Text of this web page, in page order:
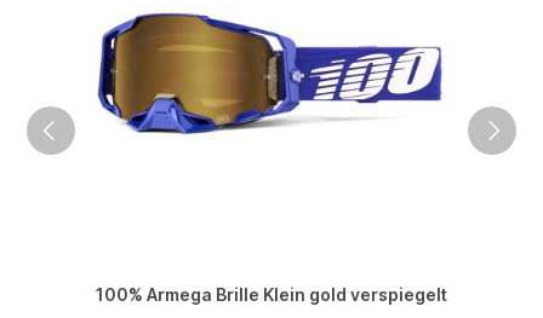
100% Armega Brille Klein gold verspiegelt